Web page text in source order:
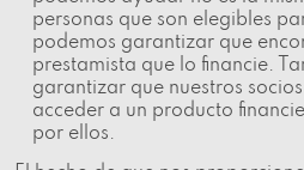
personas que son elegibles
podemos garantizar que
prestamista que lo financie.
garantizar que nuestros
acceder a un producto
por ellos.